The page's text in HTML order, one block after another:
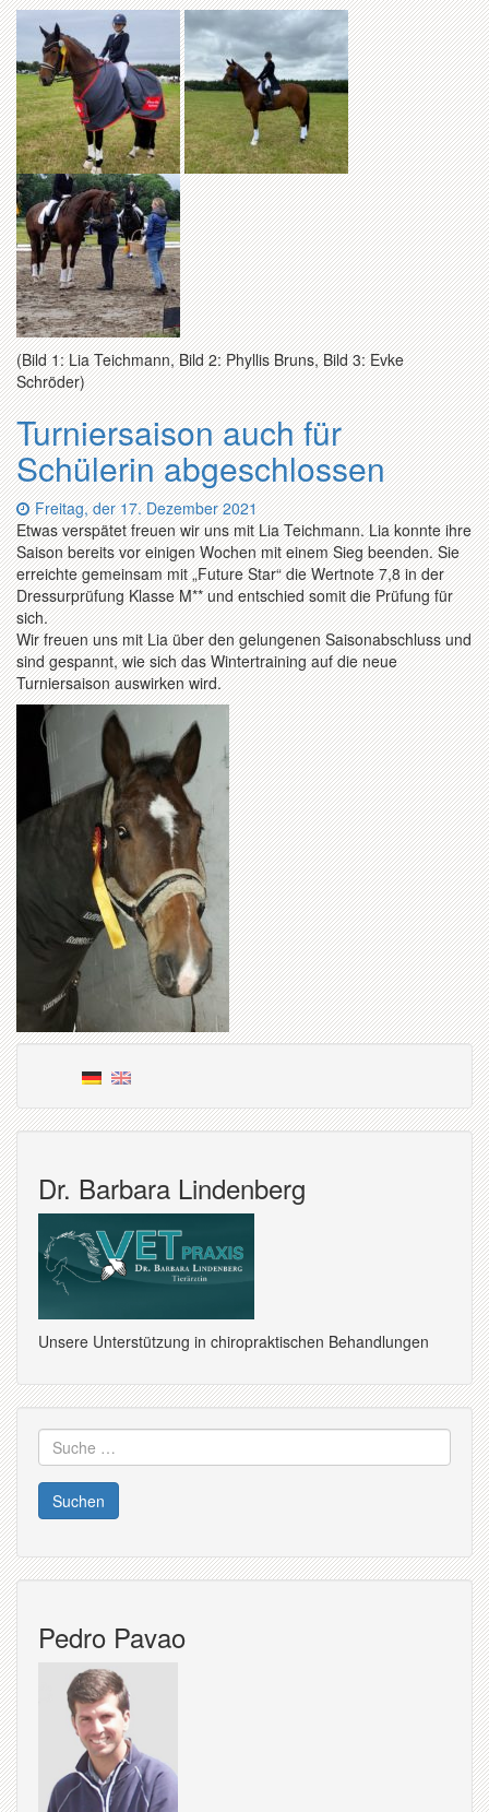
(Bild 1: Lia Teichmann, Bild 2: Phyllis Bruns, Bild 3: Evke
Schröder)
Turniersaison auch für
Schülerin abgeschlossen
Datum:
Freitag, der 17. Dezember 2021
Etwas verspätet freuen wir uns mit Lia Teichmann. Lia konnte ihre
Saison bereits vor einigen Wochen mit einem Sieg beenden. Sie
erreichte gemeinsam mit „Future Star“ die Wertnote 7,8 in der
Dressurprüfung Klasse M** und entschied somit die Prüfung für
sich.
Wir freuen uns mit Lia über den gelungenen Saisonabschluss und
sind gespannt, wie sich das Wintertraining auf die neue
Turniersaison auswirken wird.
Dr. Barbara Lindenberg
Unsere Unterstützung in chiropraktischen Behandlungen
Suche
nach:
Pedro Pavao